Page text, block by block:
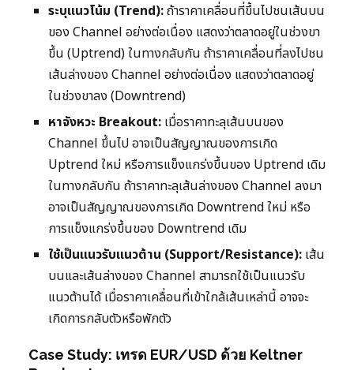
ระบุแนวโน้ม (Trend):ถ้าราคาเคลื่อนที่ขึ้นไปชนเส้นบน
ของ Channel อย่างต่อเนื่อง แสดงว่าตลาดอยู่ในช่วงขา
ขึ้น (Uptrend) ในทางกลับกัน ถ้าราคาเคลื่อนที่ลงไปชน
เส้นล่างของ Channel อย่างต่อเนื่อง แสดงว่าตลาดอยู่
ในช่วงขาลง (Downtrend)
หาจังหวะ Breakout: เมื่อราคาทะลุเส้นบนของ
Channel ขึ้นไป อาจเป็นสัญญาณของการเกิด
Uptrend ใหม่ หรือการแข็งแกร่งขึ้นของ Uptrend เดิม
ในทางกลับกัน ถ้าราคาทะลุเส้นล่างของ Channel ลงมา
อาจเป็นสัญญาณของการเกิด Downtrend ใหม่ หรือ
การแข็งแกร่งขึ้นของ Downtrend เดิม
ใช้เป็นแนวรับแนวต้าน (Support/Resistance): เส้น
บนและเส้นล่างของ Channel สามารถใช้เป็นแนวรับ
แนวต้านได้ เมื่อราคาเคลื่อนที่เข้าใกล้เส้นเหล่านี้ อาจจะ
เกิดการกลับตัวหรือพักตัว
Case Study: เทรด EUR/USD ด้วย Keltner